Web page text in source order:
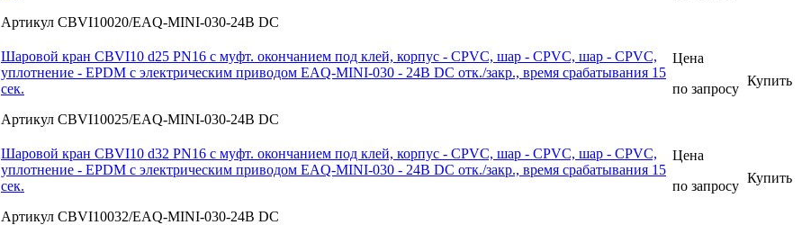
Артикул CBVI10020/EAQ-MINI-030-24В DC
Шаровой кран CBVI10 d25 PN16 с муфт. окончанием под клей, корпус - CPVC, шар - CPVC, шар - CPVC,
уплотнение - EPDM с электрическим приводом EAQ-MINI-030 - 24В DС отк./закр., время срабатывания 15
сек.
Артикул CBVI10025/EAQ-MINI-030-24В DC
Цена
по запросу
Купить
Шаровой кран CBVI10 d32 PN16 с муфт. окончанием под клей, корпус - CPVC, шар - CPVC, шар - CPVC,
уплотнение - EPDM с электрическим приводом EAQ-MINI-030 - 24В DС отк./закр., время срабатывания 15
сек.
Артикул CBVI10032/EAQ-MINI-030-24В DC
Цена
по запросу
Купить